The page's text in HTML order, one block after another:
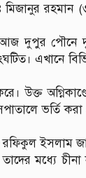
রহমান
দুপুর পৌনে
এখানে
করে। উক্ত
ভর্তি
ইসলাম
মধ্যে চীনা